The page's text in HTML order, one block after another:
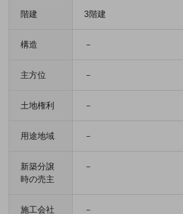
階建 3階建
構造 －
主方位 －
土地権利 －
用途地域 －
新築分譲
時の売主
－
施工会社 －